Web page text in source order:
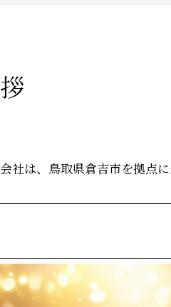
社は、鳥取県倉吉市を拠点